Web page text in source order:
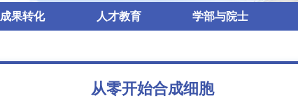
成果转化 人才教育 学部与院士
从零开始合成细胞